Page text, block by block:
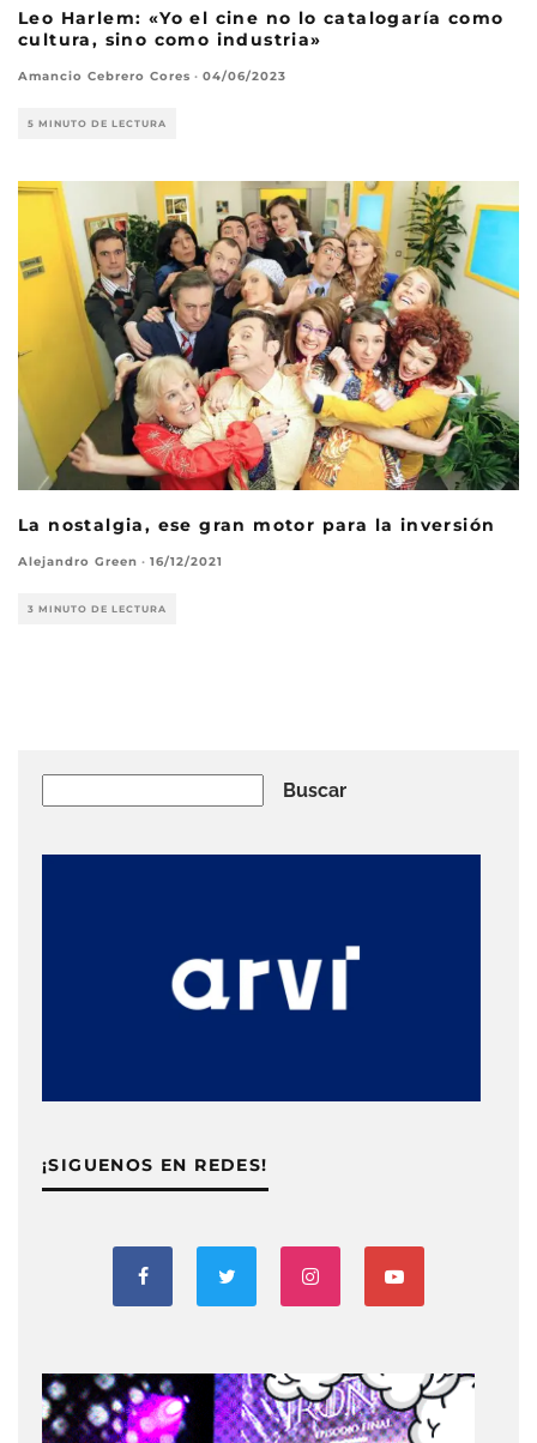
Leo Harlem: «Yo el cine no lo catalogaría como
cultura, sino como industria»
Amancio Cebrero Cores · 04/06/2023
5 MINUTO DE LECTURA
La nostalgia, ese gran motor para la inversión
Alejandro Green · 16/12/2021
3 MINUTO DE LECTURA
Buscar
¡SIGUENOS EN REDES!